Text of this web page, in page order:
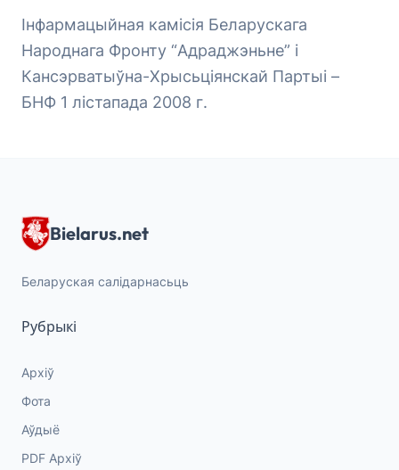
Інфармацыйная камісія Беларускага
Народнага Фронту “Адраджэньне” і
Кансэрватыўна-Хрысьціянскай Партыі –
БНФ 1 лістапада 2008 г.
Bielarus.net
Беларуская салідарнасьць
Рубрыкі
Архіў
Фота
Аўдыё
PDF Архіў